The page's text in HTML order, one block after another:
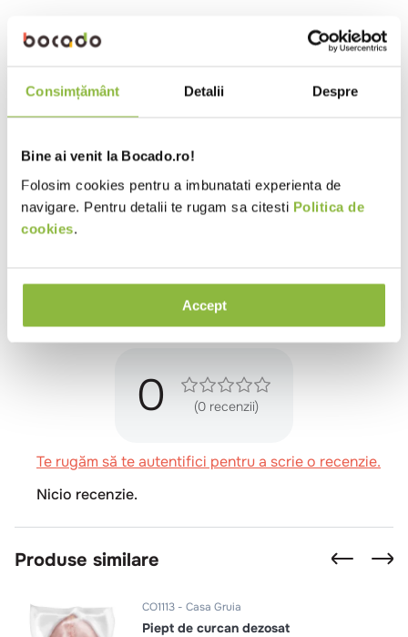
Consimțământ Detalii Despre
Bine ai venit la Bocado.ro!
Folosim cookies pentru a imbunatati experienta de
navigare. Pentru detalii te rugam sa citesti Politica de
cookies.
Accept
Valori nutritionale 100g
Valoare energetica (kcal)
Glucide (g)
Proteine (g)
Valori informative, in vederea calcularii valorilor
Review-uri
0 (0 recenzii)
Te rugăm să te autentifici pentru a scrie o recenzie.
Nicio recenzie.
Produse similare
CO1113 Casa Gruia
Piept de curcan dezosat